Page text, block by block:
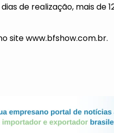
de realização, mais de
sitewww.bfshow.com.br.